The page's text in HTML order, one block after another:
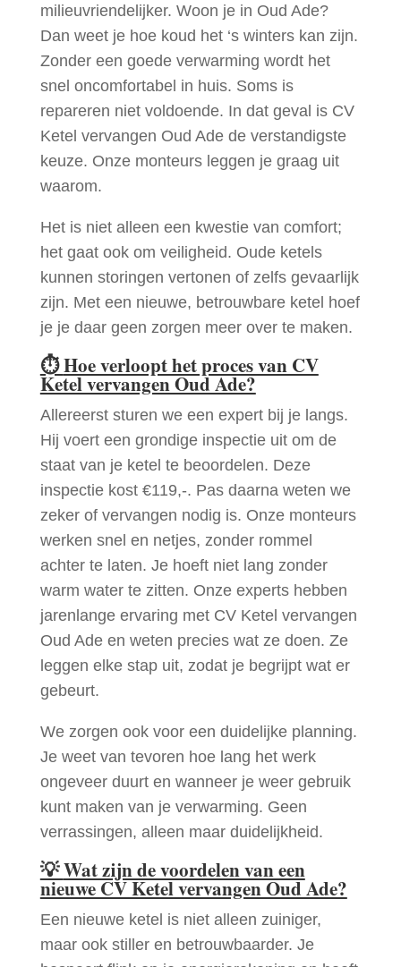
milieuvriendelijker. Woon je in Oud Ade?
Dan weet je hoe koud het ‘s winters kan zijn.
Zonder een goede verwarming wordt het
snel oncomfortabel in huis. Soms is
repareren niet voldoende. In dat geval is CV
Ketel vervangen Oud Ade de verstandigste
keuze. Onze monteurs leggen je graag uit
waarom.
Het is niet alleen een kwestie van comfort;
het gaat ook om veiligheid. Oude ketels
kunnen storingen vertonen of zelfs gevaarlijk
zijn. Met een nieuwe, betrouwbare ketel hoef
je je daar geen zorgen meer over te maken.
⏱Hoe verloopt het proces van CV
Ketel vervangen Oud Ade?
Allereerst sturen we een expert bij je langs.
Hij voert een grondige inspectie uit om de
staat van je ketel te beoordelen. Deze
inspectie kost €119,-. Pas daarna weten we
zeker of vervangen nodig is. Onze monteurs
werken snel en netjes, zonder rommel
achter te laten. Je hoeft niet lang zonder
warm water te zitten. Onze experts hebben
jarenlange ervaring met CV Ketel vervangen
Oud Ade en weten precies wat ze doen. Ze
leggen elke stap uit, zodat je begrijpt wat er
gebeurt.
We zorgen ook voor een duidelijke planning.
Je weet van tevoren hoe lang het werk
ongeveer duurt en wanneer je weer gebruik
kunt maken van je verwarming. Geen
verrassingen, alleen maar duidelijkheid.
💡Wat zijn de voordelen van een
nieuwe CV Ketel vervangen Oud Ade?
Een nieuwe ketel is niet alleen zuiniger,
maar ook stiller en betrouwbaarder. Je